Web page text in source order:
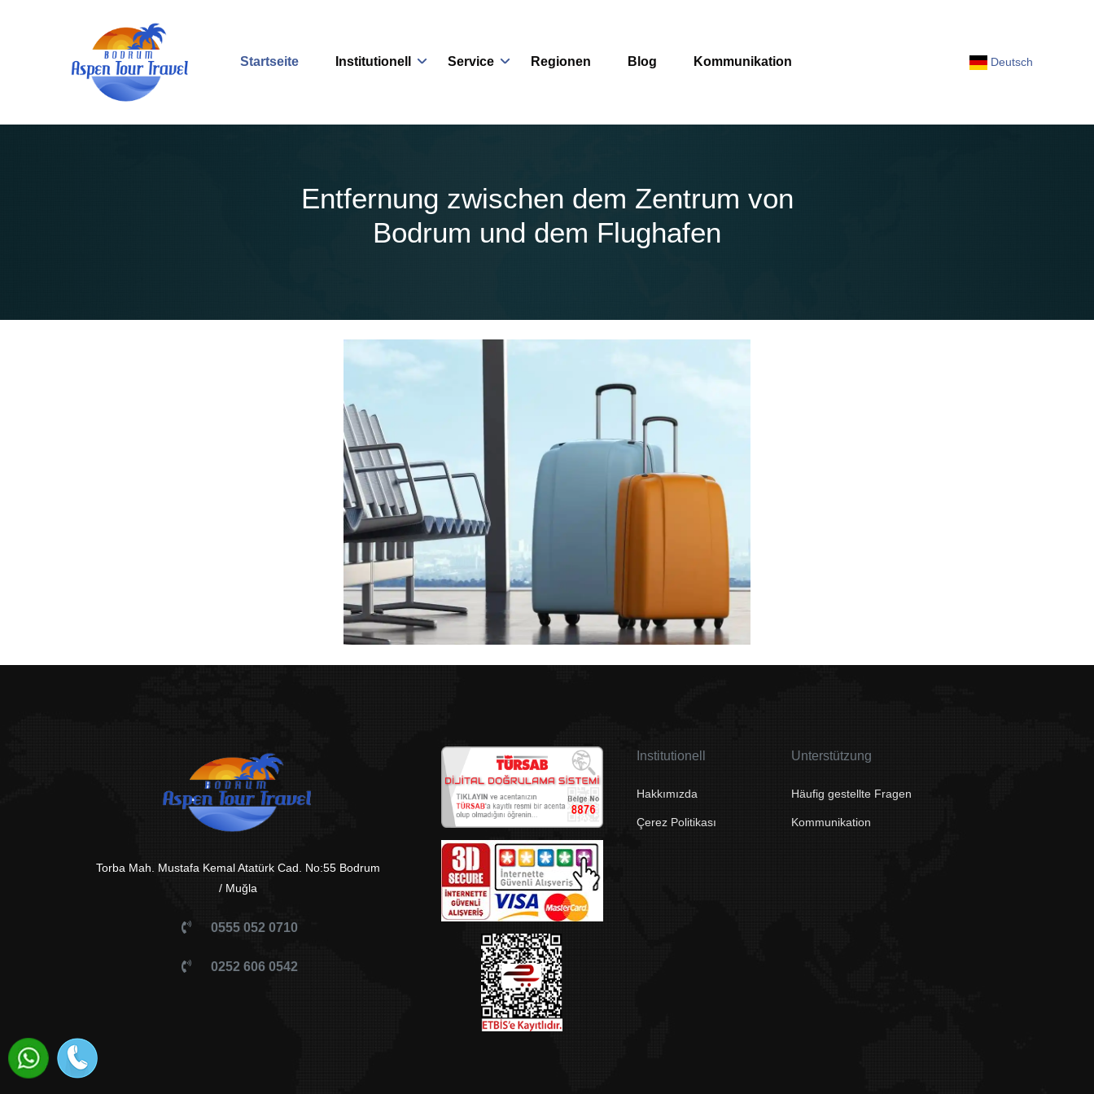
Startseite Institutionell Service Regionen Blog Kommunikation Deutsch
Entfernung zwischen dem Zentrum von
Bodrum und dem Flughafen
Torba Mah. Mustafa Kemal Atatürk Cad. No:55 Bodrum
/ Muğla
0555 052 0710
0252 606 0542
Institutionell
Hakkımızda
Çerez Politikası
Unterstützung
Häufig gestellte Fragen
Kommunikation